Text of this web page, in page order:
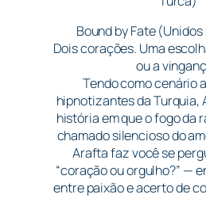
Bound by Fate
Dois corações. Uma
ou a
Tendo como cenário
hipnotizantes da Turquia,
história em que o fogo da
chamado silencioso do
Arafta faz você se
“coração ou orgulho?” —
entre paixão e acerto de